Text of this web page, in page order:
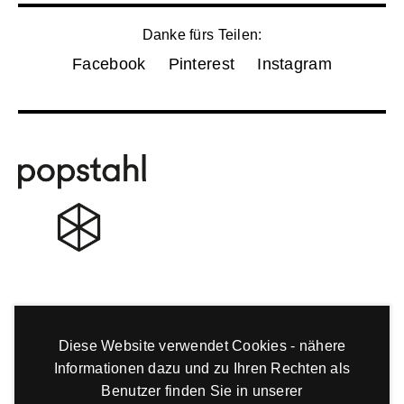
Danke fürs Teilen:
Facebook Pinterest Instagram
Diese Website verwendet Cookies - nähere
Informationen dazu und zu Ihren Rechten als
Benutzer finden Sie in unserer